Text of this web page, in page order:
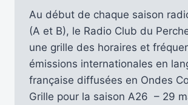
Au début de chaque saison
(A et B), le Radio Club du
une grille des horaires et
émissions internationales en
française diffusées en Ondes
Grille pour la saison A26 – 29